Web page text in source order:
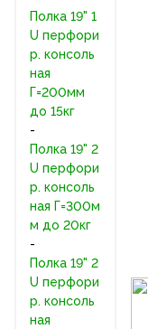
Полка 19" 1
U перфори
р. консоль
ная
Г=200мм
до 15кг
-
Полка 19" 2
U перфори
р. консоль
ная Г=300м
м до 20кг
-
Полка 19" 2
U перфори
р. консоль
ная